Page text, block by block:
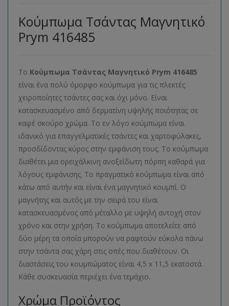
Κούμπωμα Τσάντας Μαγνητικό
Prym 416485
Το Κούμπωμα Τσάντας Μαγνητικό Prym 416485
είναι ένα πολύ όμορφο κούμπωμα για τις πλεκτές
χειροποίητες τσάντες σας και όχι μόνο. Είναι
κατασκευασμένο από δερματίνη υψηλής ποιότητας σε
καφέ σκούρο χρώμα. Το εν λόγο κούμπωμα είναι
ιδανικό για επαγγελματικές τσάντες και χαρτοφύλακες,
προσδίδοντας κύρος στην εμφάνιση τους. Το κούμπωμα
διαθέτει μια ορειχάλκινη ανοξείδωτη πόρπη καθαρά για
λόγους εμφάνισης. Το πραγματικό κούμπωμα είναι από
κάτω από αυτήν και είναι ένα μαγνητικό κουμπί. Ο
μαγνήτης και αυτός με την σειρά του είναι
κατασκευασμένος από μέταλλο με υψηλή αντοχή στον
χρόνο και στην χρήση. Το κούμπωμα αποτελείτε από
δύο μέρη τα οποία μπορούν να ραφτούν εύκολα πάνω
στην τσάντα σας χάρη στις οπές που διαθέτουν. Οι
διαστάσεις του κουμπώματος είναι 4,5 x 11,5 εκατοστά.
Κάθε συσκευασία περιέχει ένα τεμάχιο.
Χρώμα Προϊόντος